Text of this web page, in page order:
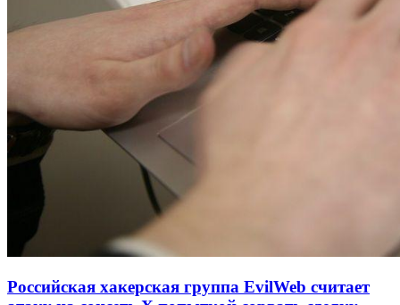
Российская хакерская группа EvilWeb считает